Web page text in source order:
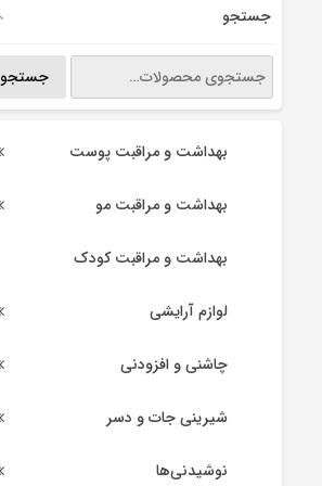
جستجو
جستجو
برای:
جستجو
بهداشت و مراقبت پوست
بهداشت و مراقبت مو
بهداشت و مراقبت کودک
لوازم آرایشی
چاشنی و افزودنی
شیرینی جات و دسر
نوشیدنی‌ها